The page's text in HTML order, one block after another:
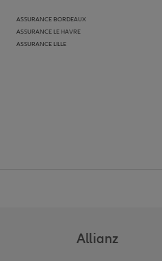
ASSURANCE BORDEAUX
ASSURANCE LE HAVRE
ASSURANCE LILLE
Allianz